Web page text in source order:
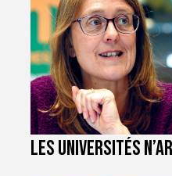
Les universités